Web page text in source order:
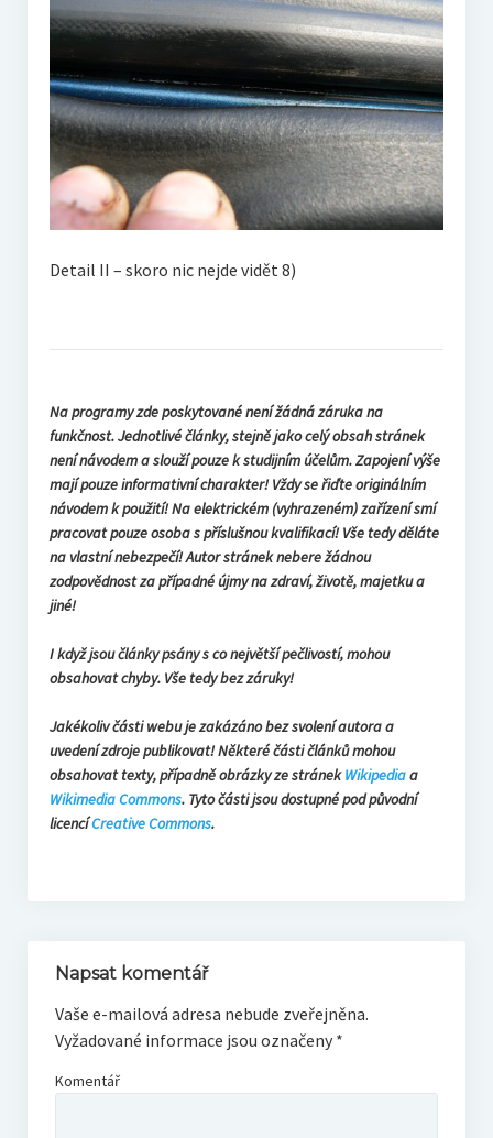
Detail II – skoro nic nejde vidět 8)
Na programy zde poskytované není žádná záruka na
funkčnost. Jednotlivé články, stejně jako celý obsah stránek
není návodem a slouží pouze k studijním účelům. Zapojení výše
mají pouze informativní charakter! Vždy se řiďte originálním
návodem k použití! Na elektrickém (vyhrazeném) zařízení smí
pracovat pouze osoba s příslušnou kvalifikací! Vše tedy děláte
na vlastní nebezpečí! Autor stránek nebere žádnou
zodpovědnost za případné újmy na zdraví, životě, majetku a
jiné!
I když jsou články psány s co největší pečlivostí, mohou
obsahovat chyby. Vše tedy bez záruky!
Jakékoliv části webu je zakázáno bez svolení autora a
uvedení zdroje publikovat! Některé části článků mohou
obsahovat texty, případně obrázky ze stránekWikipediaa
Wikimedia Commons. Tyto části jsou dostupné pod původní
licencíCreative Commons.
Napsat komentář
Vaše e-mailová adresa nebude zveřejněna.
Vyžadované informace jsou označeny *
Komentář